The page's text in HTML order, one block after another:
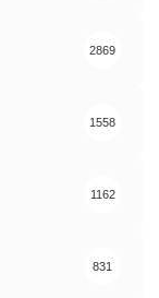
2869
1558
1162
831